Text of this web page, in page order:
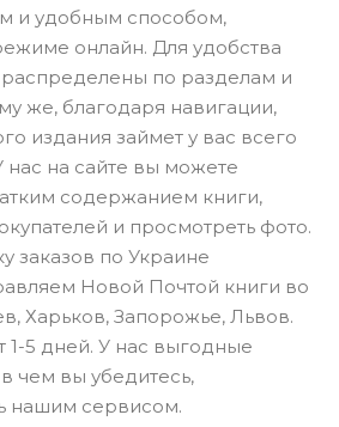
и удобным способом,
онлайн. Для удобства
по разделам и
же, благодаря навигации,
издания займет у вас всего
нас на сайте вы можете
содержанием книги,
и просмотреть фото.
заказов по Украине
Новой Почтой книги во
Харьков, Запорожье, Львов.
1-5 дней. У нас выгодные
чем вы убедитесь,
нашим сервисом.